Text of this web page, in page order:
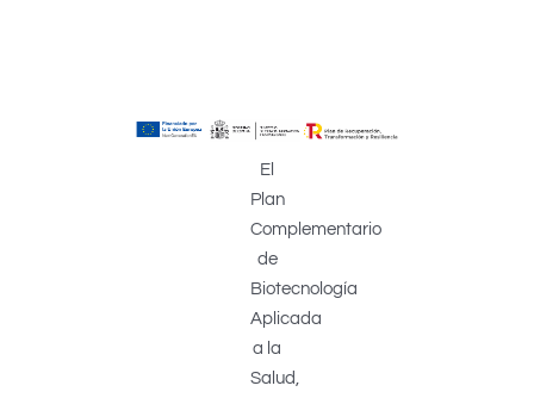
El
Plan
Complementario
de
Biotecnología
Aplicada
a la
Salud,